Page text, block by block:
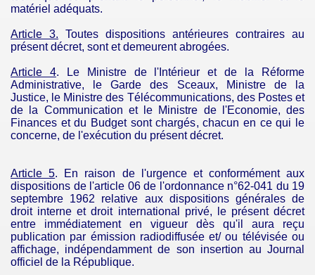
matériel adéquats.
Article 3. Toutes dispositions antérieures contraires au
présent décret, sont et demeurent abrogées.
Article 4. Le Ministre de l'Intérieur et de la Réforme
Administrative, le Garde des Sceaux, Ministre de la
Justice, le Ministre des Télécommunications, des Postes et
de la Communication et le Ministre de l'Economie, des
Finances et du Budget sont chargés, chacun en ce qui le
concerne, de l'exécution du présent décret.
Article 5. En raison de l'urgence et conformément aux
dispositions de l'article 06 de l'ordonnance n°62-041 du 19
septembre 1962 relative aux dispositions générales de
droit interne et droit international privé, le présent décret
entre immédiatement en vigueur dès qu'il aura reçu
publication par émission radiodiffusée et/ ou télévisée ou
affichage, indépendamment de son insertion au Journal
officiel de la République.